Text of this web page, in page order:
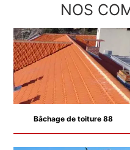
NOS
Bâchage de toiture 88